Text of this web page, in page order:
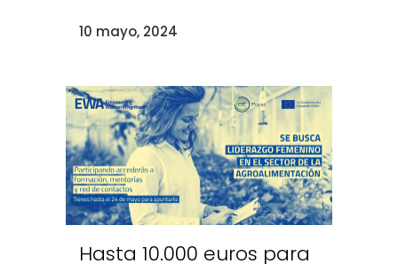
10 mayo, 2024
Hasta 10.000 euros para